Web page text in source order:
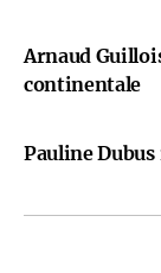
Arnaud
continentale
Pauline